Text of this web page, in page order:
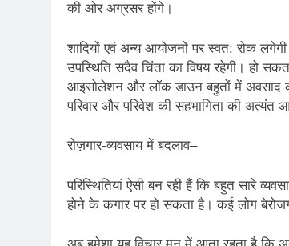
की ओर अग्रसर होंगे।
शादियों एवं अन्य आयोजनों पर स्वत: रोक
उपस्थिति सदैव चिंता का विषय रहेगी। हो
आइसोलेशन और लॉक डाउन बहुतों में अवसाद
परिवार और परिवेश की सहभागिता की अत्यंत
रोज़गार-व्यवसाय में बदलाव–
परिस्थितियां ऐसी बन रही हैं कि बहुत सारे
होने के कगार पर हो सकता है। कई लोग